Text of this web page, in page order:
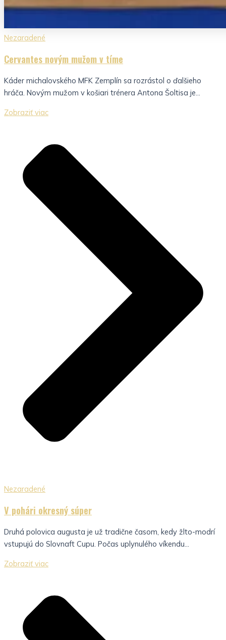
Nezaradené
Cervantes novým mužom v tíme
Káder michalovského MFK Zemplín sa rozrástol o ďalšieho
hráča. Novým mužom v košiari trénera Antona Šoltisa je...
Zobraziť viac
Nezaradené
V pohári okresný súper
Druhá polovica augusta je už tradične časom, kedy žlto-modrí
vstupujú do Slovnaft Cupu. Počas uplynulého víkendu...
Zobraziť viac